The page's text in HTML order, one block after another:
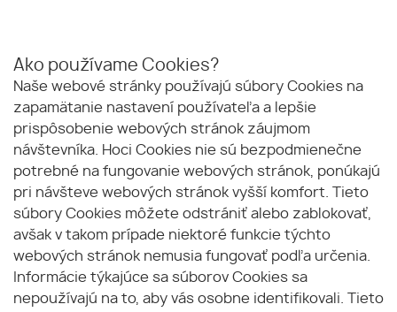
Ako používame Cookies?
Naše webové stránky používajú súbory Cookies na
zapamätanie nastavení používateľa a lepšie
prispôsobenie webových stránok záujmom
návštevníka. Hoci Cookies nie sú bezpodmienečne
potrebné na fungovanie webových stránok, ponúkajú
pri návšteve webových stránok vyšší komfort. Tieto
súbory Cookies môžete odstrániť alebo zablokovať,
avšak v takom prípade niektoré funkcie týchto
webových stránok nemusia fungovať podľa určenia.
Informácie týkajúce sa súborov Cookies sa
nepoužívajú na to, aby vás osobne identifikovali. Tieto